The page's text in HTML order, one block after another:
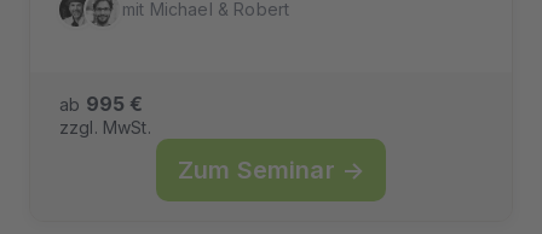
mit Michael & Robert
ab 995 €
zzgl. MwSt.
Zum Seminar →